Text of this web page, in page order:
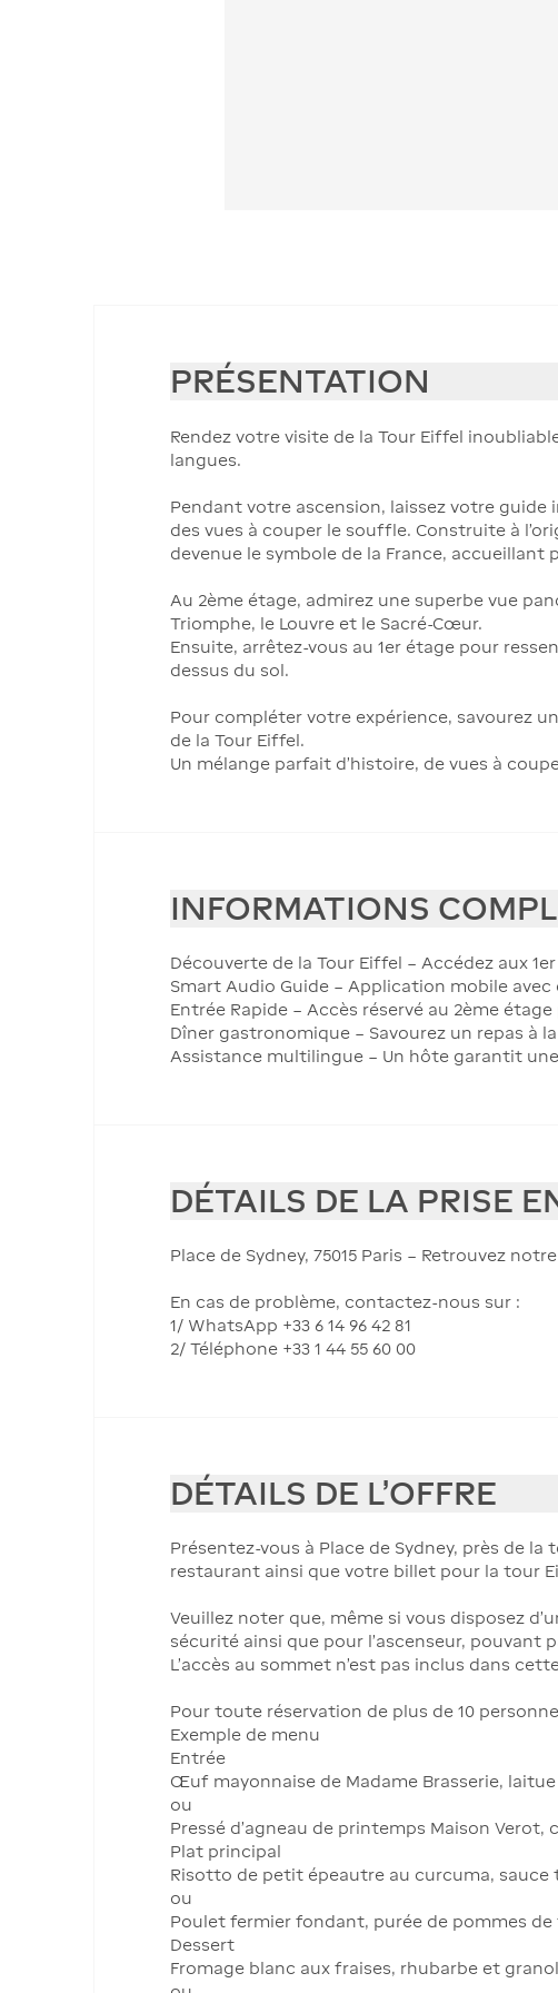
PRÉSENTATION
Rendez votre visite de la Tour Eiffel
langues.
Pendant votre ascension, laissez votre
des vues à couper le souffle. Construite à
devenue le symbole de la France, accueillant
Au 2ème étage, admirez une superbe vue
Triomphe, le Louvre et le Sacré-Cœur.
Ensuite, arrêtez-vous au 1er étage pour
dessus du sol.
Pour compléter votre expérience, savourez
de la Tour Eiffel.
Un mélange parfait d'histoire, de vues à
INFORMATIONS
Découverte de la Tour Eiffel – Accédez aux
Smart Audio Guide – Application mobile avec
Entrée Rapide – Accès réservé au 2ème étage
Dîner gastronomique – Savourez un repas à
Assistance multilingue – Un hôte garantit
DÉTAILS DE LA PRISE
Place de Sydney, 75015 Paris – Retrouvez
En cas de problème, contactez-nous sur :
1/ WhatsApp +33 6 14 96 42 81
2/ Téléphone +33 1 44 55 60 00
DÉTAILS DE L'OFFRE
Présentez-vous à Place de Sydney, près de
restaurant ainsi que votre billet pour la tour
Veuillez noter que, même si vous disposez
sécurité ainsi que pour l’ascenseur, pouvant
L’accès au sommet n’est pas inclus dans
Pour toute réservation de plus de 10
Exemple de menu
Entrée
Œuf mayonnaise de Madame Brasserie,
ou
Pressé d’agneau de printemps Maison Verot,
Plat principal
Risotto de petit épeautre au curcuma,
ou
Poulet fermier fondant, purée de pommes
Dessert
Fromage blanc aux fraises, rhubarbe et